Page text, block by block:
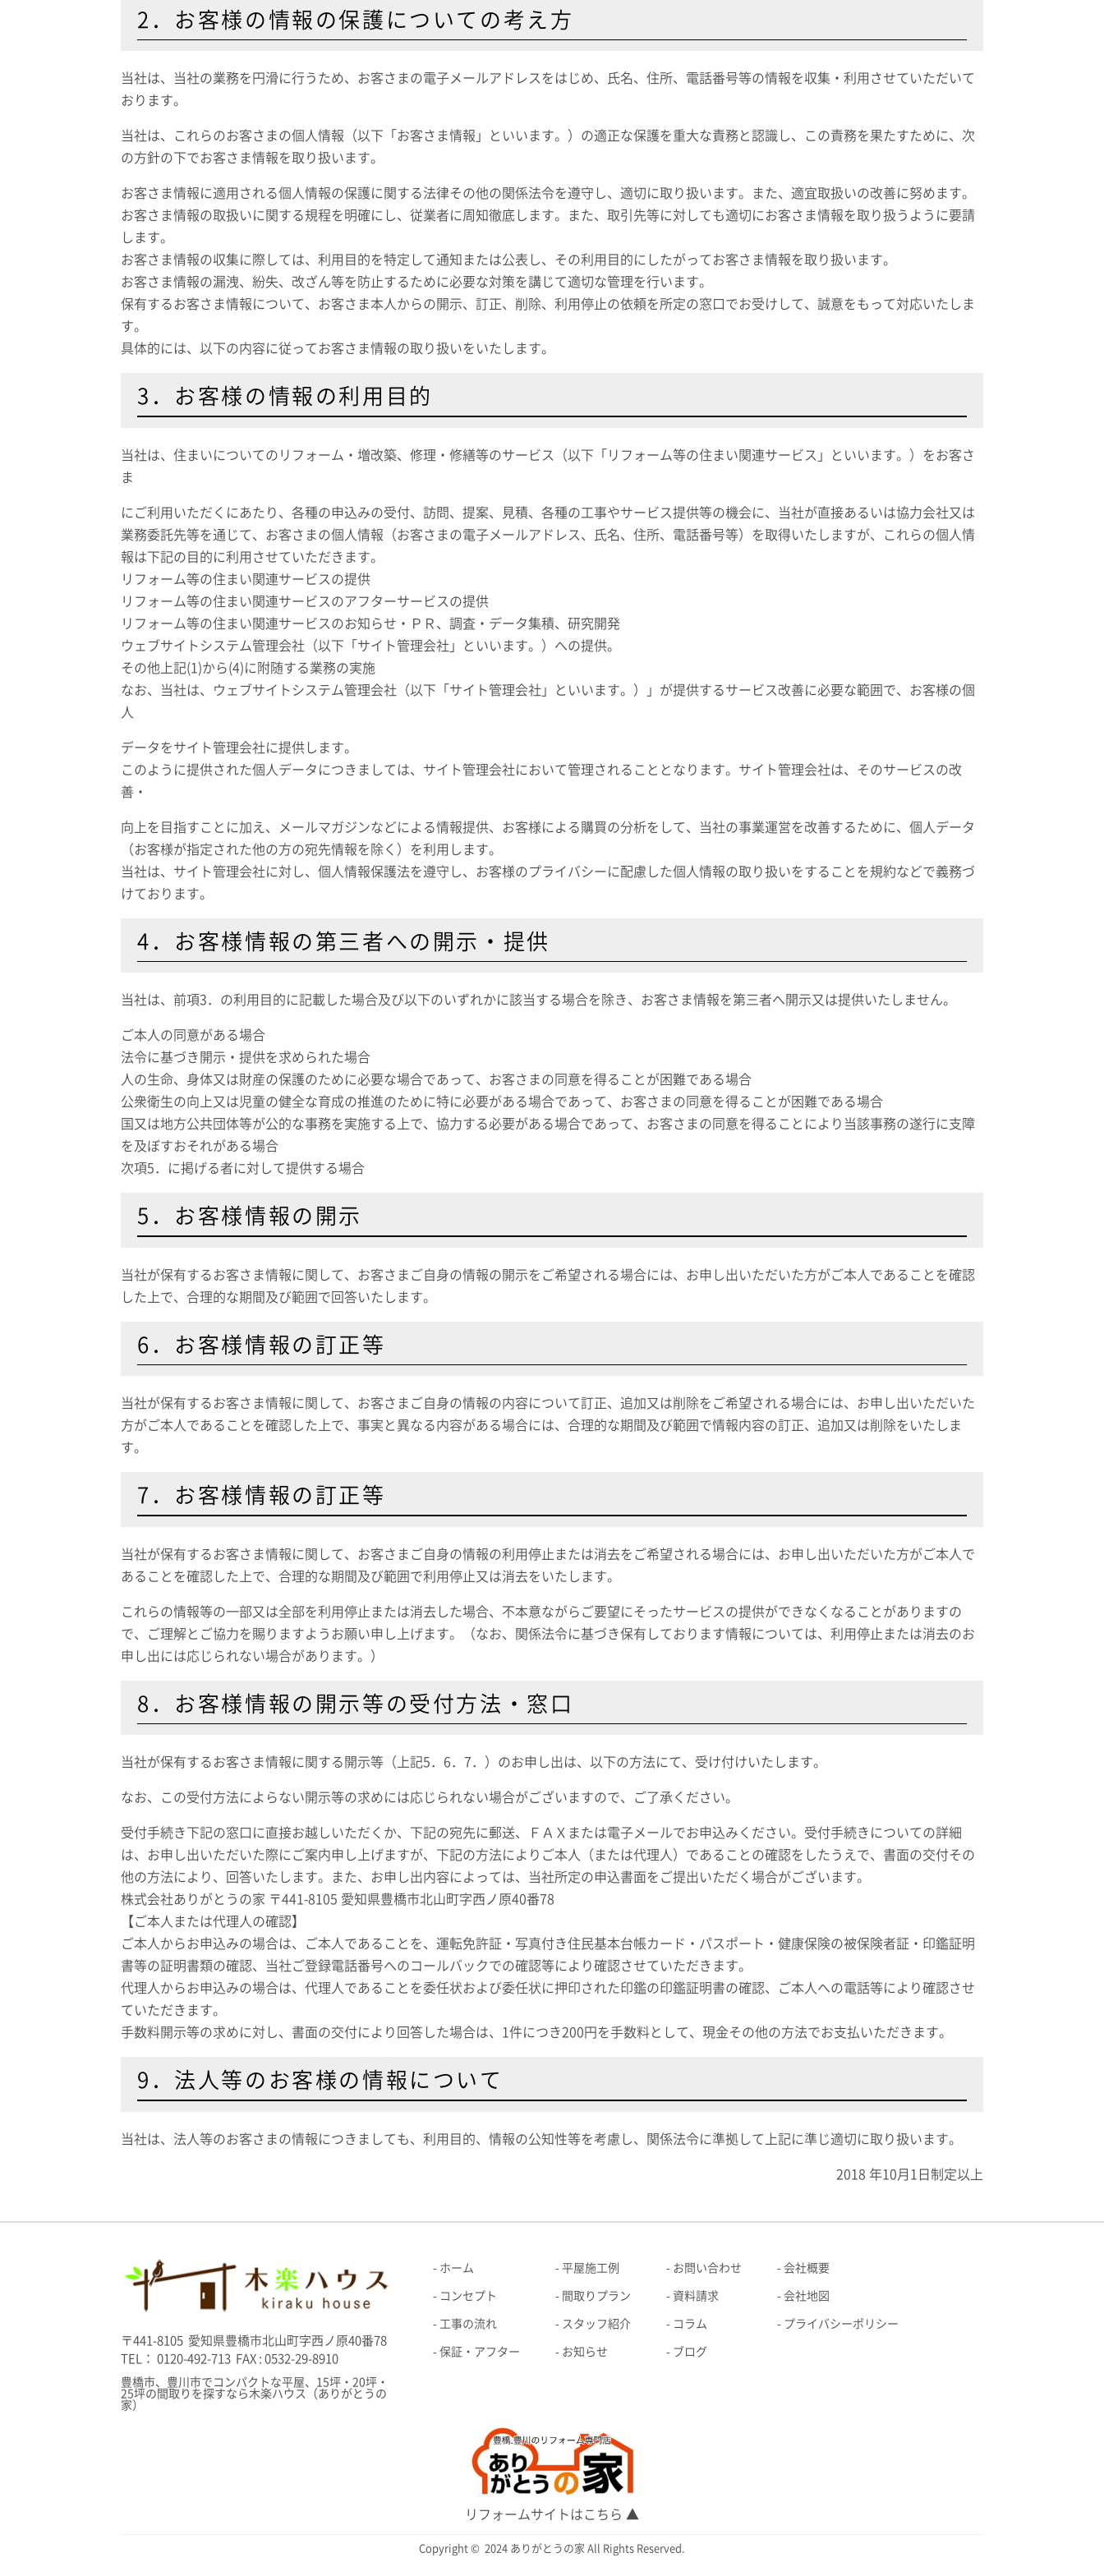
2．お客様の情報の保護についての考え方
当社は、当社の業務を円滑に行うため、お客さまの電子メールアドレスをはじめ、氏名、住所、電話番号等の情報を収集・利用させていただいて
おります。
当社は、これらのお客さまの個人情報（以下「お客さま情報」といいます。）の適正な保護を重大な責務と認識し、この責務を果たすために、次
の方針の下でお客さま情報を取り扱います。
お客さま情報に適用される個人情報の保護に関する法律その他の関係法令を遵守し、適切に取り扱います。また、適宜取扱いの改善に努めます。
お客さま情報の取扱いに関する規程を明確にし、従業者に周知徹底します。また、取引先等に対しても適切にお客さま情報を取り扱うように要請
します。
お客さま情報の収集に際しては、利用目的を特定して通知または公表し、その利用目的にしたがってお客さま情報を取り扱います。
お客さま情報の漏洩、紛失、改ざん等を防止するために必要な対策を講じて適切な管理を行います。
保有するお客さま情報について、お客さま本人からの開示、訂正、削除、利用停止の依頼を所定の窓口でお受けして、誠意をもって対応いたしま
す。
具体的には、以下の内容に従ってお客さま情報の取り扱いをいたします。
3．お客様の情報の利用目的
当社は、住まいについてのリフォーム・増改築、修理・修繕等のサービス（以下「リフォーム等の住まい関連サービス」といいます。）をお客さ
ま
にご利用いただくにあたり、各種の申込みの受付、訪問、提案、見積、各種の工事やサービス提供等の機会に、当社が直接あるいは協力会社又は
業務委託先等を通じて、お客さまの個人情報（お客さまの電子メールアドレス、氏名、住所、電話番号等）を取得いたしますが、これらの個人情
報は下記の目的に利用させていただきます。
リフォーム等の住まい関連サービスの提供
リフォーム等の住まい関連サービスのアフターサービスの提供
リフォーム等の住まい関連サービスのお知らせ・ＰＲ、調査・データ集積、研究開発
ウェブサイトシステム管理会社（以下「サイト管理会社」といいます。）への提供。
その他上記(1)から(4)に附随する業務の実施
なお、当社は、ウェブサイトシステム管理会社（以下「サイト管理会社」といいます。）」が提供するサービス改善に必要な範囲で、お客様の個
人
データをサイト管理会社に提供します。
このように提供された個人データにつきましては、サイト管理会社において管理されることとなります。サイト管理会社は、そのサービスの改
善・
向上を目指すことに加え、メールマガジンなどによる情報提供、お客様による購買の分析をして、当社の事業運営を改善するために、個人データ
（お客様が指定された他の方の宛先情報を除く）を利用します。
当社は、サイト管理会社に対し、個人情報保護法を遵守し、お客様のプライバシーに配慮した個人情報の取り扱いをすることを規約などで義務づ
けております。
4．お客様情報の第三者への開示・提供
当社は、前項3．の利用目的に記載した場合及び以下のいずれかに該当する場合を除き、お客さま情報を第三者へ開示又は提供いたしません。
ご本人の同意がある場合
法令に基づき開示・提供を求められた場合
人の生命、身体又は財産の保護のために必要な場合であって、お客さまの同意を得ることが困難である場合
公衆衛生の向上又は児童の健全な育成の推進のために特に必要がある場合であって、お客さまの同意を得ることが困難である場合
国又は地方公共団体等が公的な事務を実施する上で、協力する必要がある場合であって、お客さまの同意を得ることにより当該事務の遂行に支障
を及ぼすおそれがある場合
次項5．に掲げる者に対して提供する場合
5．お客様情報の開示
当社が保有するお客さま情報に関して、お客さまご自身の情報の開示をご希望される場合には、お申し出いただいた方がご本人であることを確認
した上で、合理的な期間及び範囲で回答いたします。
6．お客様情報の訂正等
当社が保有するお客さま情報に関して、お客さまご自身の情報の内容について訂正、追加又は削除をご希望される場合には、お申し出いただいた
方がご本人であることを確認した上で、事実と異なる内容がある場合には、合理的な期間及び範囲で情報内容の訂正、追加又は削除をいたしま
す。
7．お客様情報の訂正等
当社が保有するお客さま情報に関して、お客さまご自身の情報の利用停止または消去をご希望される場合には、お申し出いただいた方がご本人で
あることを確認した上で、合理的な期間及び範囲で利用停止又は消去をいたします。
これらの情報等の一部又は全部を利用停止または消去した場合、不本意ながらご要望にそったサービスの提供ができなくなることがありますの
で、ご理解とご協力を賜りますようお願い申し上げます。（なお、関係法令に基づき保有しております情報については、利用停止または消去のお
申し出には応じられない場合があります。）
8．お客様情報の開示等の受付方法・窓口
当社が保有するお客さま情報に関する開示等（上記5．6．7．）のお申し出は、以下の方法にて、受け付けいたします。
なお、この受付方法によらない開示等の求めには応じられない場合がございますので、ご了承ください。
受付手続き下記の窓口に直接お越しいただくか、下記の宛先に郵送、ＦＡＸまたは電子メールでお申込みください。受付手続きについての詳細
は、お申し出いただいた際にご案内申し上げますが、下記の方法によりご本人（または代理人）であることの確認をしたうえで、書面の交付その
他の方法により、回答いたします。また、お申し出内容によっては、当社所定の申込書面をご提出いただく場合がございます。
株式会社ありがとうの家 〒441-8105 愛知県豊橋市北山町字西ノ原40番78
【ご本人または代理人の確認】
ご本人からお申込みの場合は、ご本人であることを、運転免許証・写真付き住民基本台帳カード・パスポート・健康保険の被保険者証・印鑑証明
書等の証明書類の確認、当社ご登録電話番号へのコールバックでの確認等により確認させていただきます。
代理人からお申込みの場合は、代理人であることを委任状および委任状に押印された印鑑の印鑑証明書の確認、ご本人への電話等により確認させ
ていただきます。
手数料開示等の求めに対し、書面の交付により回答した場合は、1件につき200円を手数料として、現金その他の方法でお支払いただきます。
9．法人等のお客様の情報について
当社は、法人等のお客さまの情報につきましても、利用目的、情報の公知性等を考慮し、関係法令に準拠して上記に準じ適切に取り扱います。
2018 年10月1日制定以上
ホーム
コンセプト
工事の流れ
保証・アフター
平屋施工例
間取りプラン
スタッフ紹介
お知らせ
お問い合わせ
資料請求
コラム
ブログ
会社概要
会社地図
プライバシーポリシー
〒441-8105 愛知県豊橋市北山町字西ノ原40番78
TEL： 0120-492-713 FAX : 0532-29-8910
豊橋市、豊川市でコンパクトな平屋、15坪・20坪・
25坪の間取りを探すなら木楽ハウス（ありがとうの
家）
リフォームサイトはこちら ▲
Copyright © 2024 ありがとうの家 All Rights Reserved.